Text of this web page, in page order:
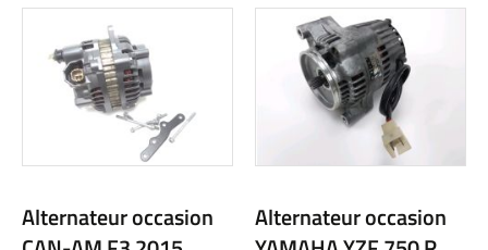
Alternateur occasion
Alternateur occasion